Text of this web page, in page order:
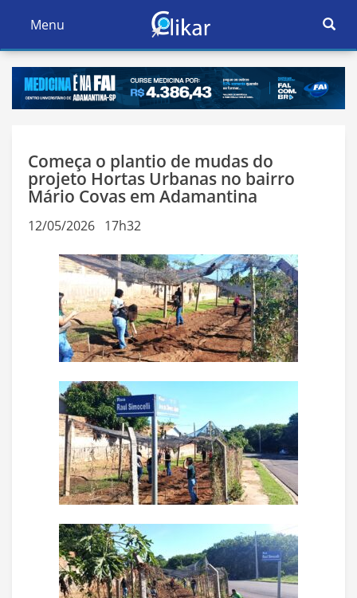
Ativar
Navegação
Menu
Ativar
Começa o plantio de mudas do
projeto Hortas Urbanas no bairro
Mário Covas em Adamantina
12/05/2026 17h32